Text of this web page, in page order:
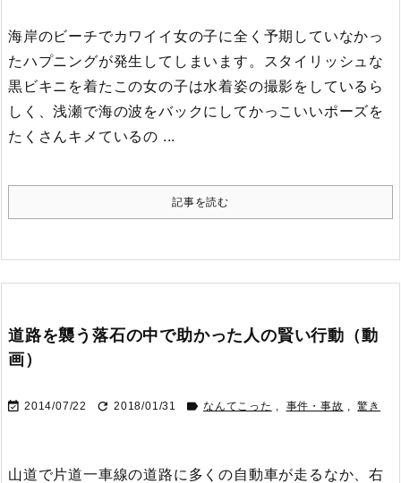
海岸のビーチでカワイイ女の子に全く予期していなかっ
たハプニングが発生してしまいます。
スタイリッシュな
黒ビキニを着たこの女の子は水着姿の撮影をしているら
しく、浅瀬で海の波をバックにしてかっこいいポーズを
たくさんキメているの ...
記事を読む
道路を襲う落石の中で助かった人の賢い行動（動
画）
 2014/07/22  2018/01/31  なんてこった , 事件・事故 , 驚き
山道で片道一車線の道路に多くの自動車が走るなか、右